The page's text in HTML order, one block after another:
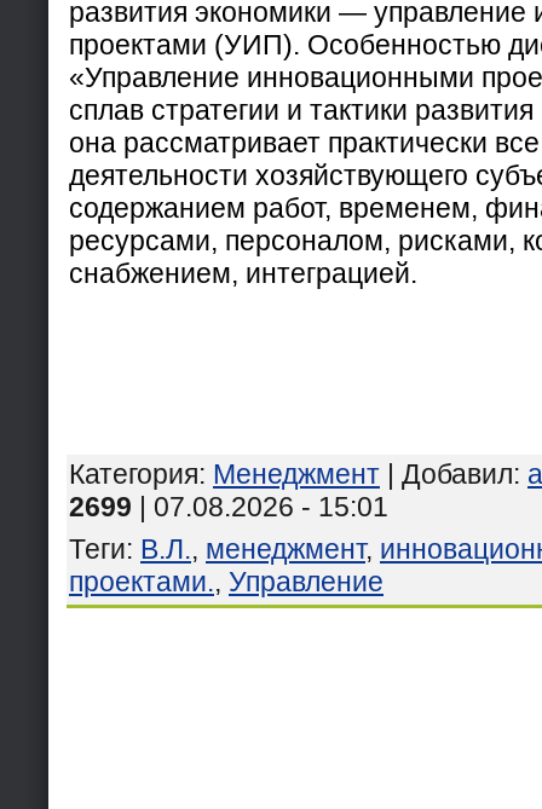
развития экономики —
проектами (УИП). Особенностью
«Управление инновационными
сплав стратегии и тактики
она рассматривает практически
деятельности хозяйствующего
содержанием работ, временем,
ресурсами, персоналом, рисками,
снабжением, интеграцией.
Категория: Менеджмент | Добавил:
2699 | 07.08.2026 - 15:01
Теги: В.Л., менеджмент,
проектами., Управление